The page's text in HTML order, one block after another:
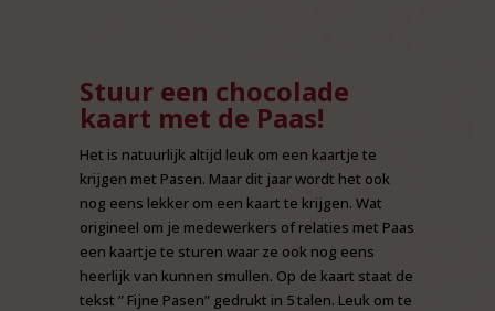
Stuur een chocolade
kaart met de Paas!
Het is natuurlijk altijd leuk om een kaartje te
krijgen met Pasen. Maar dit jaar wordt het ook
nog eens lekker om een kaart te krijgen. Wat
origineel om je medewerkers of relaties met Paas
een kaartje te sturen waar ze ook nog eens
heerlijk van kunnen smullen. Op de kaart staat de
tekst ” Fijne Pasen” gedrukt in 5 talen. Leuk om te